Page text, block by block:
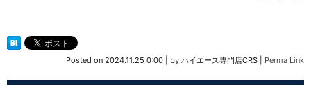
Posted on 2024.11.25 0:00 by ハイエース専門店CRS Perma Link